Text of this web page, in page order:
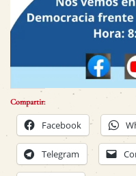
Compartir:
Facebook
Telegram